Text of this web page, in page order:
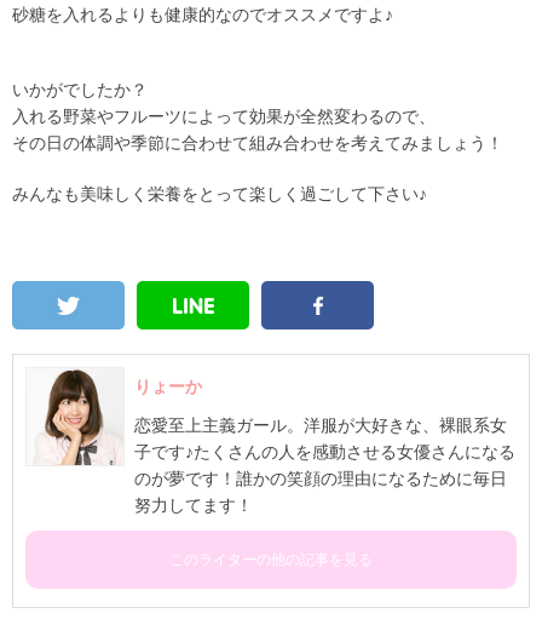
砂糖を入れるよりも健康的なのでオススメですよ♪
いかがでしたか？
入れる野菜やフルーツによって効果が全然変わるので、
その日の体調や季節に合わせて組み合わせを考えてみましょう！
みんなも美味しく栄養をとって楽しく過ごして下さい♪
りょーか
恋愛至上主義ガール。洋服が大好きな、裸眼系女
子です♪たくさんの人を感動させる女優さんになる
のが夢です！誰かの笑顔の理由になるために毎日
努力してます！
このライターの他の記事を見る